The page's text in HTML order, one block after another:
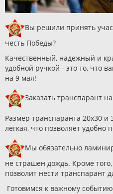
Вы решили принять
честь Победы?
Качественный, надежный и
удобной ручкой - это то, что
на 9 мая!
Заказать транспарант
Размер транспаранта 20х30 и
легкая, что позволяет удобно
Мы обязательно
не страшен дождь. Кроме того,
позволит нести транспарант
Готовимся к важному